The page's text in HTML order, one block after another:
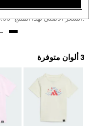
BD 6.35
:السعر الأصلي لهذا المنتج
3 ألوان متوفرة